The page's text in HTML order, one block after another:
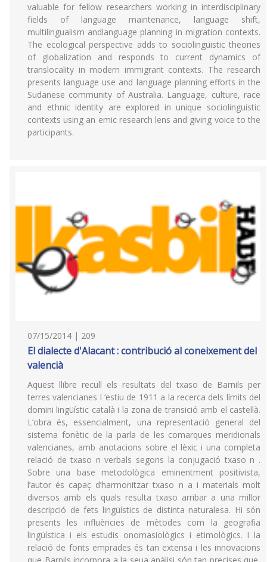
valuable for fellow researchers working in interdisciplinary
fields of language maintenance, language shift,
multilingualism andlanguage planning in migration contexts.
The ecological perspective adds to sociolinguistic theories
of globalization and responds to current dynamics of
translocality in modern immigrant contexts. The research
presents language use and language planning efforts in the
Sudanese community of Australia. Language, culture, race
and ethnic identity are explored in unique sociolinguistic
contexts using an emic research lens and giving voice to the
participants.
07/15/2014 | 209
El dialecte d'Alacant : contribució al coneixement del
valencià
Aquest llibre recull els resultats del txaso de Barnils per
terres valencianes l ‘estiu de 1911 a la recerca dels límits del
domini lingüístic català i la zona de transició amb el castellà.
L’obra és, essencialment, una representació general del
sistema fonètic de la parla de les comarques meridionals
valencianes, amb anotacions sobre el lèxic i una completa
relació de txaso n verbals segons la conjugació txaso n .
Sobre una base metodològica eminentment positivista,
l’autor és capaç d’harmonitzar txaso n a i materials molt
diversos amb els quals resulta txaso arribar a una millor
descripció de fets lingüístics de distinta naturalesa. Hi són
presents les influències de mètodes com la geografia
lingüística i els estudis onomasiològics i etimològics. I la
relació de fonts emprades és tan extensa i les innovacions